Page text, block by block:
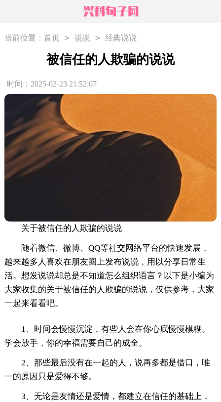
当前位置： 首页 > 说说 > 经典说说
被信任的人欺骗的说说
时间：2025-02-23 21:52:07
关于被信任的人欺骗的说说
随着微信、微博、QQ等社交网络平台的快速发展，
越来越多人喜欢在朋友圈上发布说说，用以分享日常生
活。想发说说却总是不知道怎么组织语言？以下是小编为
大家收集的关于被信任的人欺骗的说说，仅供参考，大家
一起来看看吧。
1、时间会慢慢沉淀，有些人会在你心底慢慢模糊。
学会放手，你的幸福需要自己的成全。
2、那些最后没有在一起的人，说再多都是借口，唯
一的原因只是爱得不够。
3、无论是友情还是爱情，都建立在信任的基础上，